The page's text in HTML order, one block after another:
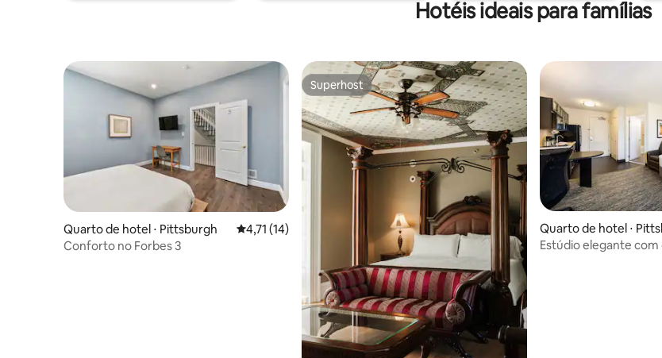
Hotéis ideais para famílias
Quarto de hotel ⋅ Pittsburgh 4,71 de uma avaliação média de 5, 14 avaliações
4,71 (14)
Conforto no Forbes 3
Superhost
Superhost
Quarto de hotel ⋅
Estúdio elegante com